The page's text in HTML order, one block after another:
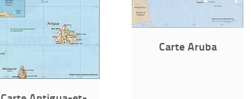
Carte Aruba